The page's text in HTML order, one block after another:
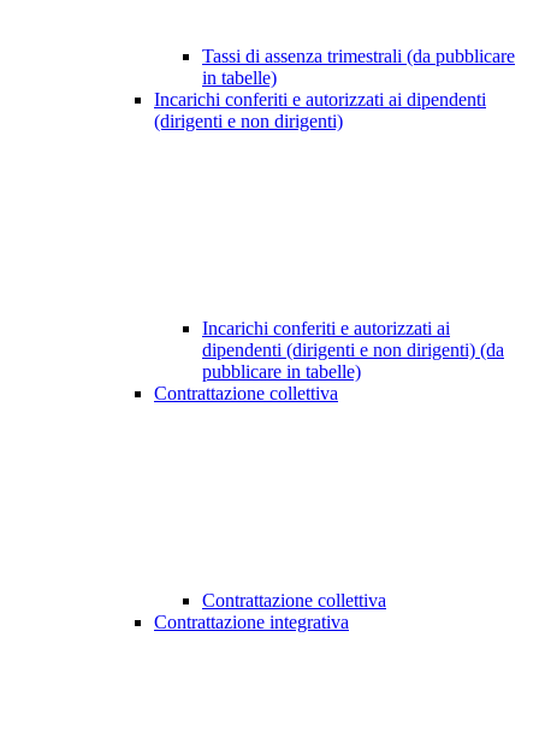
Tassi di assenza trimestrali (da pubblicare
in tabelle)
Incarichi conferiti e autorizzati ai dipendenti
(dirigenti e non dirigenti)
Incarichi conferiti e autorizzati ai
dipendenti (dirigenti e non dirigenti) (da
pubblicare in tabelle)
Contrattazione collettiva
Contrattazione collettiva
Contrattazione integrativa